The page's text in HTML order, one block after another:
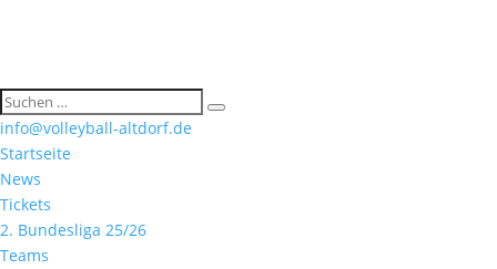
info@volleyball-altdorf.de
Startseite
News
Tickets
2. Bundesliga 25/26
Teams